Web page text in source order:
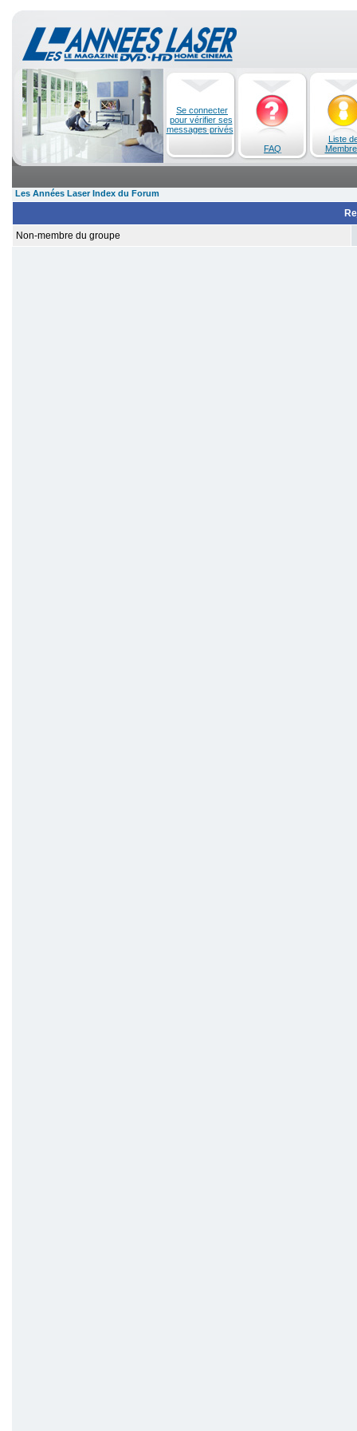
Se connecter
pour vérifier ses
messages privés
FAQ
Liste
Les Années Laser Index du Forum
Non-membre du groupe